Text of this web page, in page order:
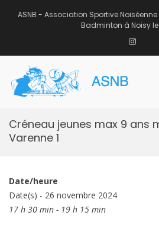
ASNB - Association Sportive
Badminton à Noisy
Créneau jeunes max 9 ans
Varenne 1
Date/heure
Date(s) - 26 novembre 2024
17 h 30 min - 19 h 15 min